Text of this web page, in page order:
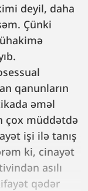
deyil, daha
Çünki
qanunların
əməl
çox müddətdə
işi ilə tanış
ki, cinayət
asılı
qədər